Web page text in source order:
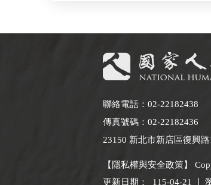
聯絡電話：02-22182438
傳真號碼：02-22182436
23150 新北市新店區復興
【隱私權與安全政策】
更新日期：
115-04-21